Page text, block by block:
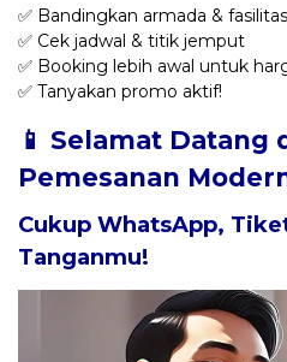
✅ Bandingkan armada & fasilitas
✅ Cek jadwal & titik jemput
✅ Booking lebih awal untuk
✅ Tanyakan promo aktif!
📱 Selamat Datang
Pemesanan
Cukup WhatsApp,
Tanganmu!